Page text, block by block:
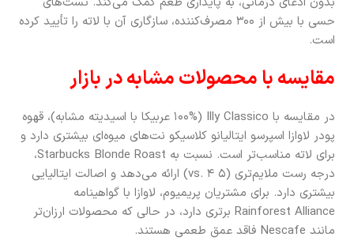
حسی با بیش از ۳۰۰ مصرف‌کننده، سازگاری آن با لاته را تأیید کرده
است.
مقایسه با محصولات مشابه در بازار
در مقایسه با Illy Classico (۱۰۰% عربیکا با اسیدیته مشابه)، قهوه
پودر لاوازا اسپرسو ایتالیانو کلاسیکو نت‌های میوه‌ای بیشتری دارد و
برای لاته مناسب‌تر است. نسبت به Starbucks Blonde Roast،
درجه رست ملایم‌تری (۵ vs. ۴) ارائه می‌دهد و اصالت ایتالیایی
بیشتری دارد. برای مشتریان پریمیوم، لاوازا با گواهینامه
Rainforest Alliance برتری دارد، در حالی که محصولات ارزان‌تر
مانند Nescafe فاقد عمق طعمی هستند.